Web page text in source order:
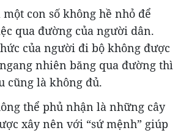
con số không hề nhỏ để
qua đường của người dân.
của người đi bộ không được
nhiên băng qua đường thì
cũng là không đủ.
thể phủ nhận là những cây
xây nên với “sứ mệnh” giúp